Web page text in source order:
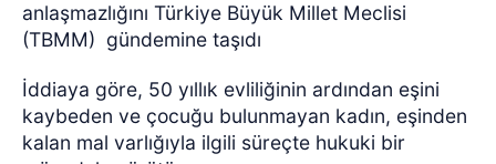
anlaşmazlığını Türkiye Büyük Millet Meclisi
(TBMM) gündemine taşıdı
İddiaya göre, 50 yıllık evliliğinin ardından eşini
kaybeden ve çocuğu bulunmayan kadın, eşinden
kalan mal varlığıyla ilgili süreçte hukuki bir